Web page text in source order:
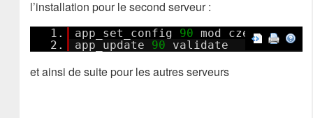
l’installation pour le second serveur :
1. app_set_config 90 mod czero
2.
app_update 90 validate
et ainsi de suite pour les autres serveurs